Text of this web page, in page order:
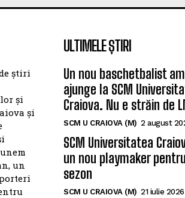
știri
și
și
un
ULTIMELE ȘTIRI
Un nou baschetbalist
ajunge la SCM
Craiova. Nu e străin de
SCM U CRAIOVA (M) 2 august
SCM Universitatea
un nou playmaker
sezon
SCM U CRAIOVA (M) 21 iulie 2026